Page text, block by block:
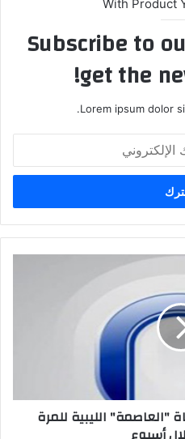
With Product
Subscribe to
get the
Lorem ipsum dolor
الليبية للمرة